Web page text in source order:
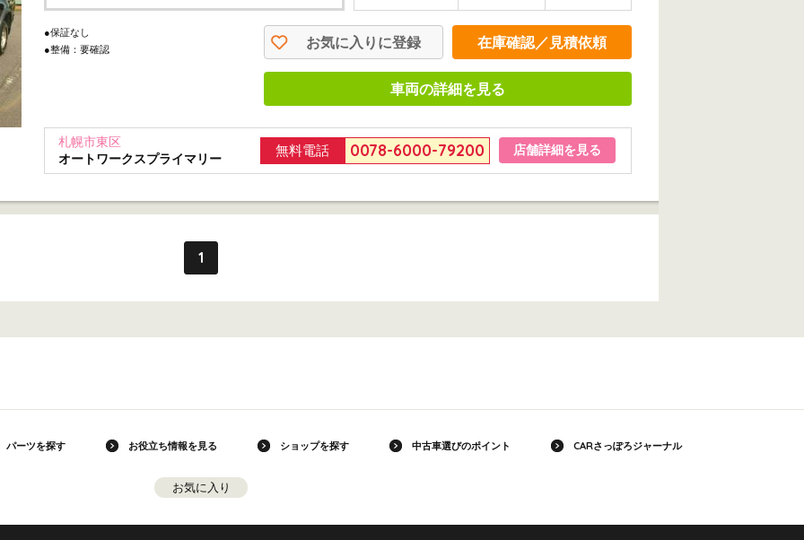
●保証なし
●整備：要確認
お気に入りに登録 在庫確認／見積依頼
車両の詳細を見る
札幌市東区
オートワークスプライマリー
無料電話 0078-6000-79200 店舗詳細を見る
1
パーツを探す お役立ち情報を見る ショップを探す 中古車選びのポイント CARさっぽろジャーナル
お気に入り